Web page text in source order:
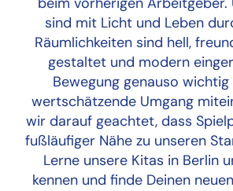
sind mit Licht und Leben
Räumlichkeiten sind hell,
gestaltet und modern
Bewegung genauso
wertschätzende Umgang
wir darauf geachtet, dass
fußläufiger Nähe zu unseren
Lerne unsere Kitas in Berlin
kennen und finde Deinen